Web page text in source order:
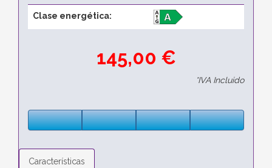
Clase energética:
145,00 €
*IVA Incluido
Características